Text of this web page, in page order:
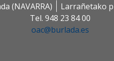
(NAVARRA)
Larrañetako
Tel. 948 23 84 00
oac@burlada.es